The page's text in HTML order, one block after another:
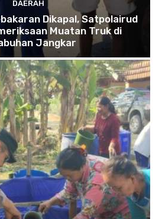
DAERAH
Dikapal, Satpolairud
Muatan Truk di
Jangkar